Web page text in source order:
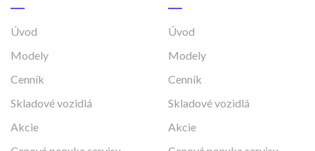
Úvod
Modely
Cenník
Skladové vozidlá
Akcie
Úvod
Modely
Cenník
Skladové vozidlá
Akcie